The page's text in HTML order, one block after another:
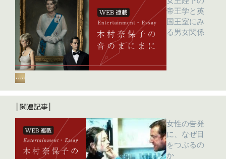
帝王学と英
国王室にみ
る男女関係
│関連記事│
女性の告発
に、なぜ目
をつぶるの
か